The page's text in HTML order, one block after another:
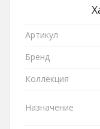
Артикул
Бренд
Коллекция
Назначение